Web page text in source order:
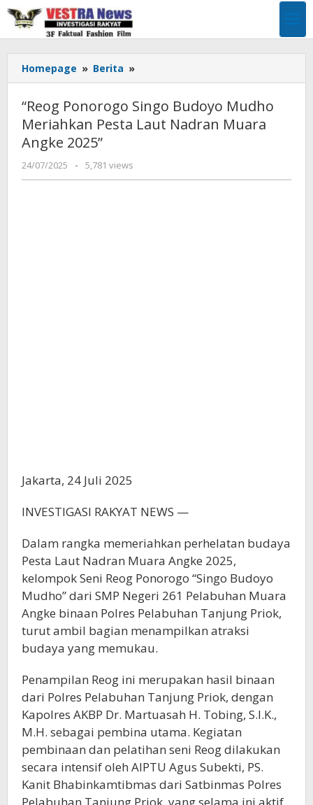
Lewati
konten
Homepage » Berita »
Ponorogo
Budoyo
Mudho
Nadran
“Reog Ponorogo Singo Budoyo Mudho
Meriahkan Pesta Laut Nadran Muara
Angke 2025”
24/07/2025
oleh
Pimpinan
- 5,781 views
Jakarta, 24 Juli 2025
INVESTIGASI RAKYAT NEWS —
Dalam rangka memeriahkan perhelatan budaya
Pesta Laut Nadran Muara Angke 2025,
kelompok Seni Reog Ponorogo “Singo Budoyo
Mudho” dari SMP Negeri 261 Pelabuhan Muara
Angke binaan Polres Pelabuhan Tanjung Priok,
turut ambil bagian menampilkan atraksi
budaya yang memukau.
Penampilan Reog ini merupakan hasil binaan
dari Polres Pelabuhan Tanjung Priok, dengan
Kapolres AKBP Dr. Martuasah H. Tobing, S.I.K.,
M.H. sebagai pembina utama. Kegiatan
pembinaan dan pelatihan seni Reog dilakukan
secara intensif oleh AIPTU Agus Subekti, PS.
Kanit Bhabinkamtibmas dari Satbinmas Polres